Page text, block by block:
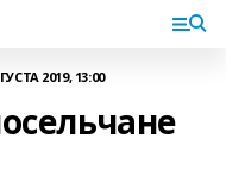
2019, 13:00